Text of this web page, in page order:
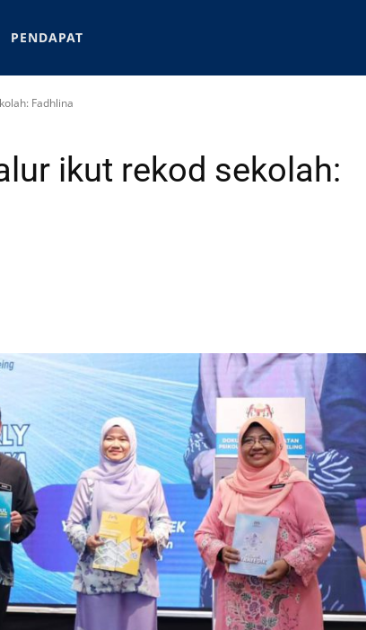
PENDAPAT
Fadhlina
ikut rekod sekolah: